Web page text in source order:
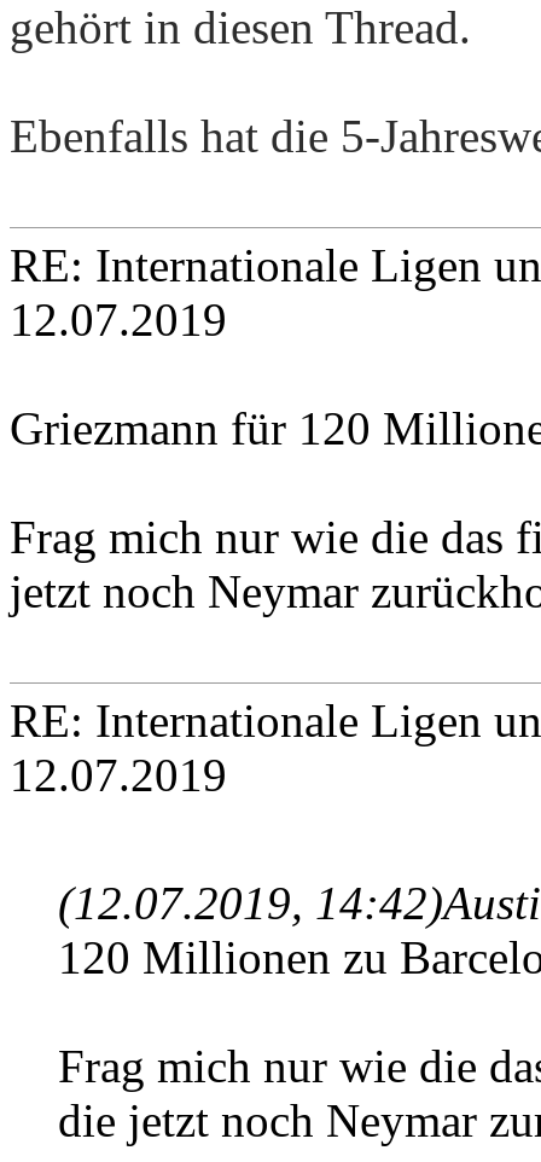
gehört in diesen Thread.
Ebenfalls hat die 5-
RE: Internationale Ligen
12.07.2019
Griezmann für 120
Frag mich nur wie die das
jetzt noch Neymar
RE: Internationale Ligen
12.07.2019
(12.07.2019, 14:42)
120 Millionen zu
Frag mich nur wie die
die jetzt noch Neymar